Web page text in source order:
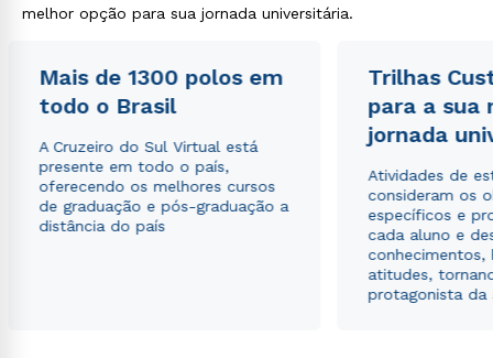
melhor opção para sua jornada universitária.
Mais de 1300 polos em
todo o Brasil
A Cruzeiro do Sul Virtual está
presente em todo o país,
oferecendo os melhores cursos
de graduação e pós-graduação a
distância do país
Trilhas
para a sua
jornada
Atividades de
consideram os
específicos e
cada aluno e
conhecimentos,
atitudes,
protagonista da